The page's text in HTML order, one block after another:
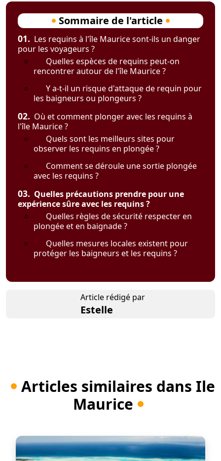
Sommaire de l'article
01. Les requins à l'île Maurice sont-ils un danger
pour les voyageurs ?
Quelles espèces de requins peut-on
rencontrer autour de l'île Maurice ?
Y a-t-il un risque d'attaque de requin pour
les baigneurs ou plongeurs ?
02. Où et comment plonger avec les requins à
l'île Maurice ?
Quels sont les meilleurs sites pour
observer les requins en plongée ?
Comment se déroule une sortie plongée
avec les requins ?
03. Quelles précautions prendre pour une
expérience sûre avec les requins ?
Quelles règles de sécurité respecter en
plongée et en baignade ?
Quelles mesures locales existent pour
protéger les baigneurs et les requins ?
Article rédigé par
Estelle
Articles similaires dans Ile
Maurice